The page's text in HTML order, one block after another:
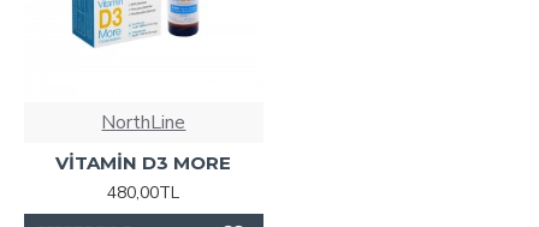
NorthLine
VİTAMİN D3 MORE
480,00TL